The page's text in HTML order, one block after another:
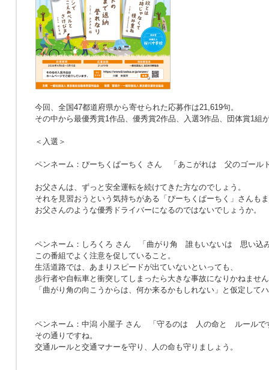
今回、全国47都道府県から寄せられた応募作は21,619句。
その中から最優秀賞1作品、優秀賞2作品、入選3作品、団体賞1組
＜入選＞
ペンネーム：ぴーちくぱーちく さん 「あこがれは 父のゴール
お父さんは、ずっと安全運転を続けてきた方なのでしょう。
それを見習おうという気持ちがある「ぴーちくぱーちく」さんも
お父さんのような優秀ドライバーになるのではないでしょうか。
ペンネーム：しろくろ さん
「曲がり角 誰もいないは 思い込
この番組でよく注意を促していること。
生活道路では、あまりスピードが出ていないといっても、
歩行者や自転車と衝突してしまったら大きな事故になりかねませ
「曲がり角の向こうからは、何か来るかもしれない」と仮定して
ペンネーム：中潟 小屋子 さん 「 守るのは 人の命と ルールで
その通りですね。
交通ルールと交通マナーを守り、人の命も守りましょう。